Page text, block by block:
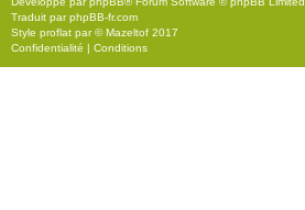
Traduit parphpBB-fr.com
Style proflat par ©Mazeltof 2017
Confidentialité | Conditions